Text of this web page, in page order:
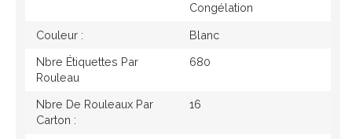
Congélation
Couleur : Blanc
Nbre Étiquettes Par
Rouleau
680
Nbre De Rouleaux Par
Carton :
16